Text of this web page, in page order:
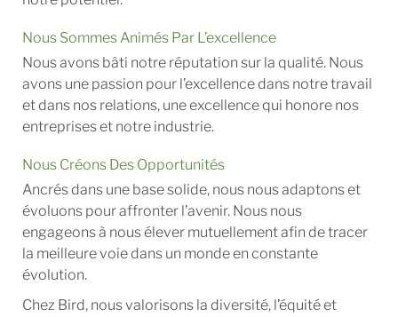
Nous Sommes Animés Par L’excellence
Nous avons bâti notre réputation sur la qualité. Nous
avons une passion pour l’excellence dans notre travail
et dans nos relations, une excellence qui honore nos
entreprises et notre industrie.
Nous Créons Des Opportunités
Ancrés dans une base solide, nous nous adaptons et
évoluons pour affronter l’avenir. Nous nous
engageons à nous élever mutuellement afin de tracer
la meilleure voie dans un monde en constante
évolution.
Chez Bird, nous valorisons la diversité, l’équité et